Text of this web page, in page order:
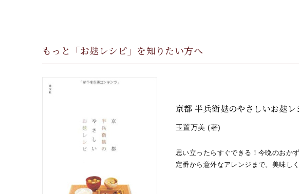
もっと「お麸レシピ」を知りたい方へ
京都 半兵衛麸のやさしいお麸レ
玉置万美 (著)
思い立ったらすぐできる！今晩のおか
定番から意外なアレンジまで。美味し